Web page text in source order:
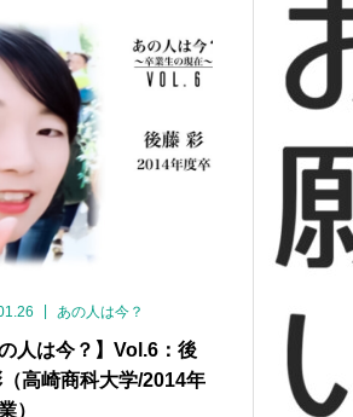
あの人は今？
の人は今？】Vol.6：後
高崎商科大学/2014年
）